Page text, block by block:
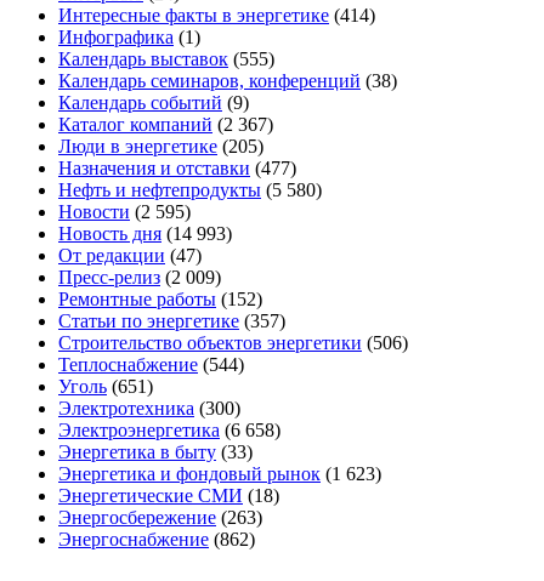
Интересные факты в энергетике (414)
Инфографика (1)
Календарь выставок (555)
Календарь семинаров, конференций (38)
Календарь событий (9)
Каталог компаний (2 367)
Люди в энергетике (205)
Назначения и отставки (477)
Нефть и нефтепродукты (5 580)
Новости (2 595)
Новость дня (14 993)
От редакции (47)
Пресс-релиз (2 009)
Ремонтные работы (152)
Статьи по энергетике (357)
Строительство объектов энергетики (506)
Теплоснабжение (544)
Уголь (651)
Электротехника (300)
Электроэнергетика (6 658)
Энергетика в быту (33)
Энергетика и фондовый рынок (1 623)
Энергетические СМИ (18)
Энергосбережение (263)
Энергоснабжение (862)